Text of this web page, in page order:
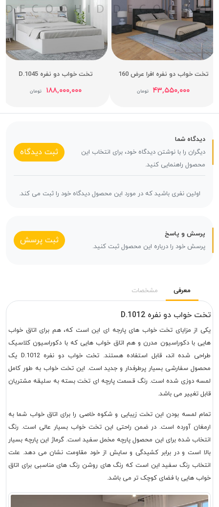
تخت خواب دو نفره افرا عرض 160
۴۳,۵۵۰,۰۰۰ تومان
تخت خواب دو نفره D.1045
۱۸۸,۰۰۰,۰۰۰ تومان
دیدگاه شما
دیگران را با نوشتن دیدگاه خود، برای انتخاب این
محصول راهنمایی کنید.
ثبت دیدگاه
اولین نفری باشید که در مورد این محصول دیدگاه خود را ثبت می کند.
پرسش و پاسخ
پرسش خود را درباره این محصول ثبت کنید.
ثبت پرسش
معرفی مشخصات
تخت خواب دو نفره D.1012
یکی از مزایای تخت خواب های پارجه ای این است که، هم برای اتاق خواب
هایی با دکوراسیون مدرن و هم اتاق خواب هایی که با دکوراسیون کلاسیک
طراحی شده اند، قابل استفاده هستند. تخت خواب دو نفره D.1012 یک
محصول سفارشی بسیار پرطرفدار و جدید است. این تخت خواب به طور کامل
لمسه دوزی شده است. رنگ قسمت پارچه ای تخت بسته به سلیقه مشتریان
قابل تغییر می باشد.
تمام لمسه بودن این تخت زیبایی و شکوه خاصی را برای اتاق خواب شما به
ارمغان آورده است. در ضمن راحتی این تخت خواب بسیار عالی است. رنگ
انتخاب شده برای این محصول پارچه مخمل سفید است. گرماژ این پارچه بسیار
بالا است و در برابر کشیدگی و سایش از خود مقاومت نشان می دهد. علت
انتخاب رنگ سفید این است که رنگ های روشن رنگ های مناسبی برای اتاق
خواب هایی با فضای کوچک تر می باشد.